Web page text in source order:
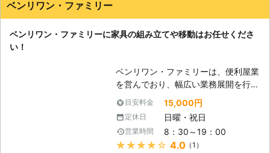
り、お悩みのお客様はぜひ家具移動組
立110番をご利用ください。 大きくて
豊富なベテランが迅速に解決します。
家具移動組立110番では、家具の組立
作業や移動作業にお困りのお客様に喜
んで対応させていただきます。
ベンリワン・ファミリー
ベンリワン・ファミリーに家具の組み立てや移動はお任せくださ
い！
ベンリワン・ファミリーは、便利屋業
を営んでおり、幅広い業務展開を行っ
ており、お客様のあらゆるニーズに対
応させていただいております。お客様
のお困りごとには出来る限りお応え
し、お悩みを解消させていただきま
す。近年では、海外から家具をお取り
目安料金 15,000円
定休日 日曜・祝日
営業時間 8：30～19：00
★★★★★ 4.0（1）